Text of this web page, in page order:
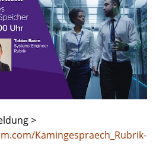
>
Kamingespraech_Rubrik-